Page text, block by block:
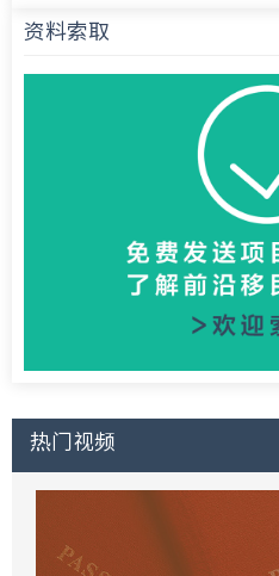
资料索取
热门视频